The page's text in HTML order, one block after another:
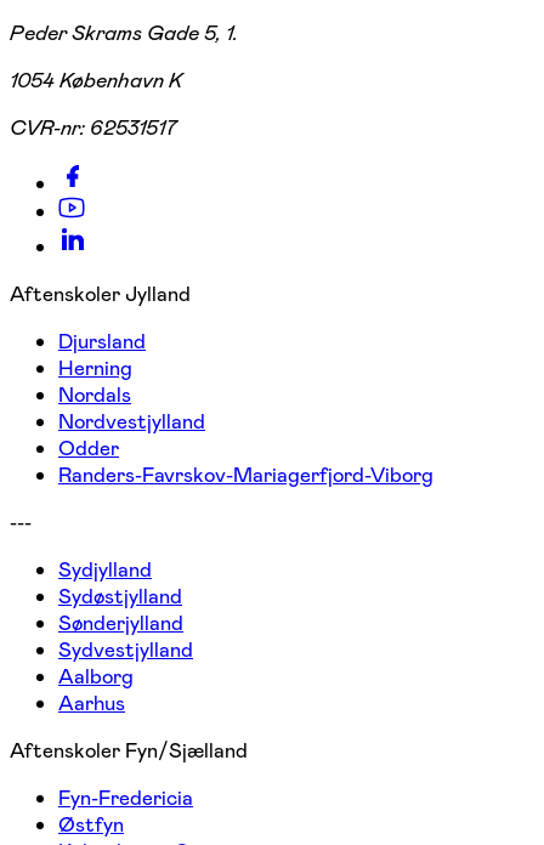
Peder Skrams Gade 5, 1.
1054 København K
CVR-nr: 62531517
Aftenskoler Jylland
Djursland
Herning
Nordals
Nordvestjylland
Odder
Randers-Favrskov-Mariagerfjord-Viborg
---
Sydjylland
Sydøstjylland
Sønderjylland
Sydvestjylland
Aalborg
Aarhus
Aftenskoler Fyn/Sjælland
Fyn-Fredericia
Østfyn